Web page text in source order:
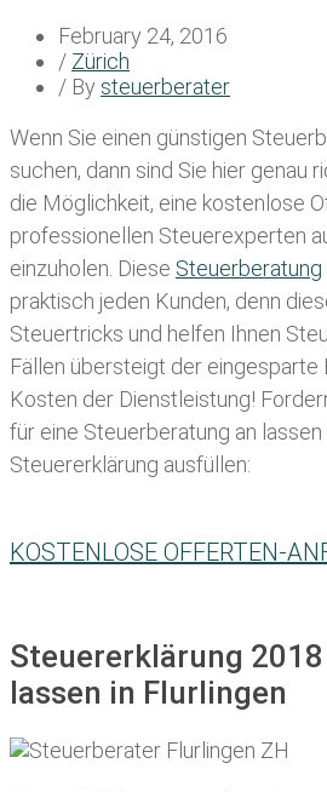
February 24, 2016
/ Zürich
/ By steuerberater
Wenn Sie einen günstigen
suchen, dann sind Sie hier genau
die Möglichkeit, eine kostenlose
professionellen Steuerexperten
einzuholen. Diese Steuerberatung
praktisch jeden Kunden, denn
Steuertricks und helfen Ihnen
Fällen übersteigt der eingesparte
Kosten der Dienstleistung!
für eine Steuerberatung an
Steuererklärung ausfüllen:
KOSTENLOSE OFFERTEN-
Steuererklärung
lassen in Flurlingen